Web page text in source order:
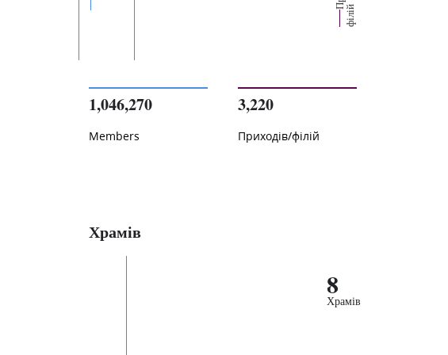
П
й
1,046,270
Members
3,220
Приходів/філій
Храмів
8
Храмів